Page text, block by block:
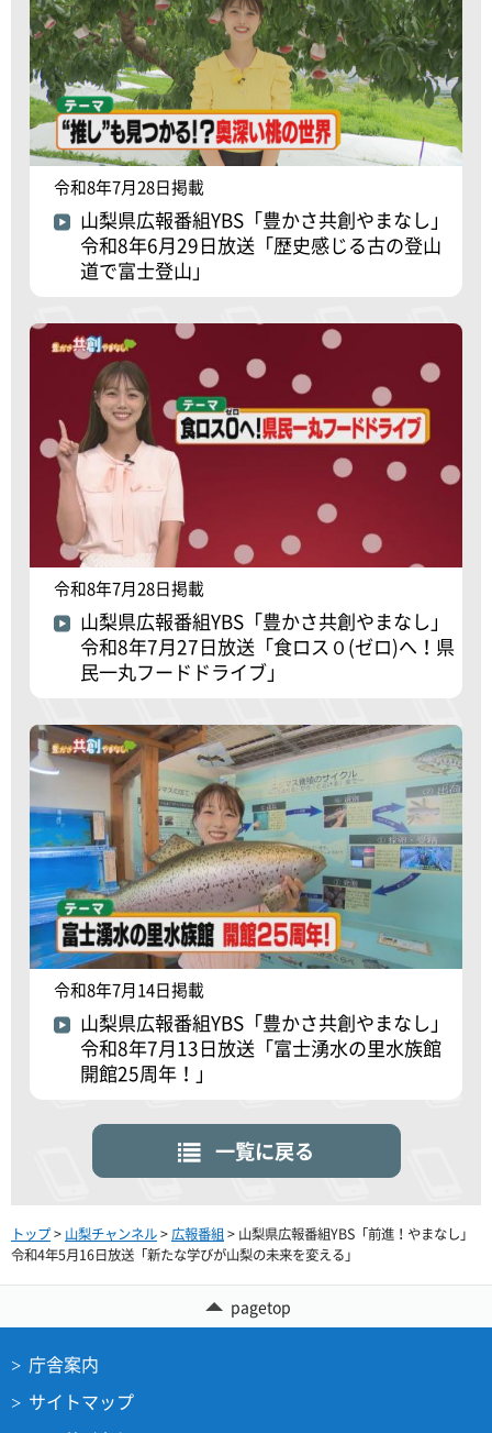
令和8年7月28日掲載
山梨県広報番組YBS「豊かさ共創やまなし」
令和8年6月29日放送「歴史感じる古の登山
道で富士登山」
令和8年7月28日掲載
山梨県広報番組YBS「豊かさ共創やまなし」
令和8年7月27日放送「食ロス０(ゼロ)へ！県
民一丸フードドライブ」
令和8年7月14日掲載
山梨県広報番組YBS「豊かさ共創やまなし」
令和8年7月13日放送「富士湧水の里水族館
開館25周年！」
一覧に戻る
トップ> 山梨チャンネル>広報番組> 山梨県広報番組YBS「前進！やまなし」
令和4年5月16日放送「新たな学びが山梨の未来を変える」
pagetop
庁舎案内
サイトマップ